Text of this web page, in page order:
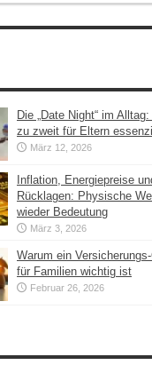
Die „Date Night“ im
zu zweit für Eltern
März 12, 2026
Inflation, Energiepreise
Rücklagen: Physische
wieder Bedeutung
März 3, 2026
Warum ein
für Familien wichtig ist
Februar 26, 2026